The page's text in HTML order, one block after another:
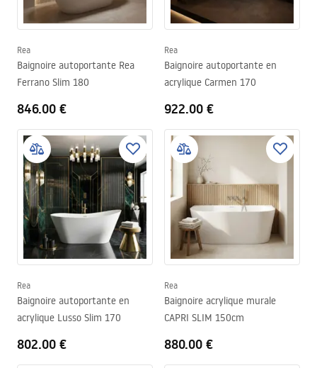
Rea
Baignoire autoportante Rea
Ferrano Slim 180
846.00 €
Rea
Baignoire autoportante en
acrylique Carmen 170
922.00 €
Rea
Baignoire autoportante en
acrylique Lusso Slim 170
802.00 €
Rea
Baignoire acrylique murale
CAPRI SLIM 150cm
880.00 €